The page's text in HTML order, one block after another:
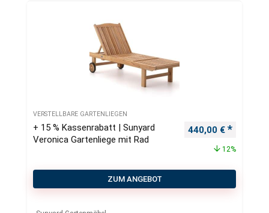
VERSTELLBARE GARTENLIEGEN
+ 15 % Kassenrabatt | Sunyard
Veronica Gartenliege mit Rad
Ursprünglicher
440,00 €
12%
ZUM ANGEBOT